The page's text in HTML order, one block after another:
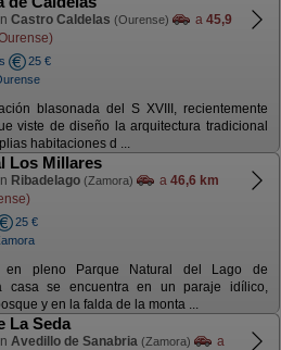
Castro Caldelas (Ourense) a 45,9
25 €
blasonada del S XVIII, recientemente
viste de diseño la arquitectura tradicional
habitaciones d ...
Los Millares
Ribadelago (Zamora) a 46,6 km
25 €
en pleno Parque Natural del Lago de
casa se encuentra en un paraje idílico,
y en la falda de la monta ...
La Seda
Avedillo de Sanabria (Zamora)
a